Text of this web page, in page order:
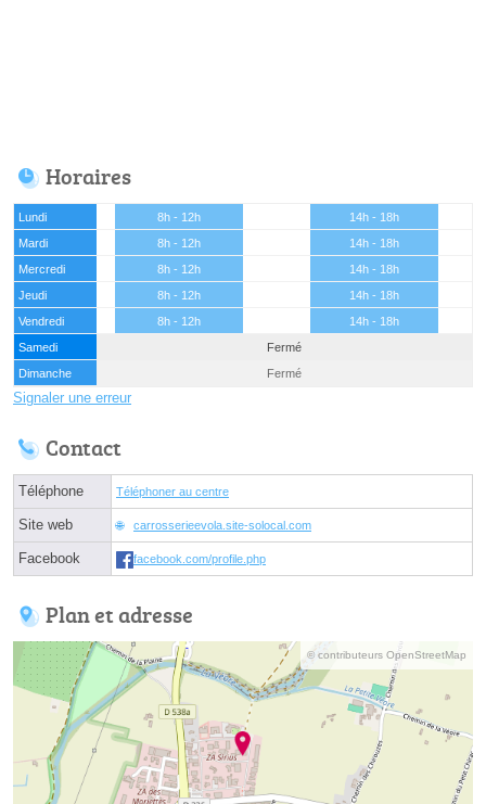
Horaires
Lundi 8h - 12h
14h - 18h
Mardi
8h - 12h
14h - 18h
Mercredi
8h - 12h
14h - 18h
Jeudi
8h - 12h
14h - 18h
Vendredi
8h - 12h
14h - 18h
Samedi
Fermé
Dimanche
Fermé
Signaler une erreur
Contact
Téléphone Téléphoner au centre
Site web carrosserieevola.site-solocal.com
Facebook facebook.com/profile.php
Plan et adresse
© contributeurs OpenStreetMap